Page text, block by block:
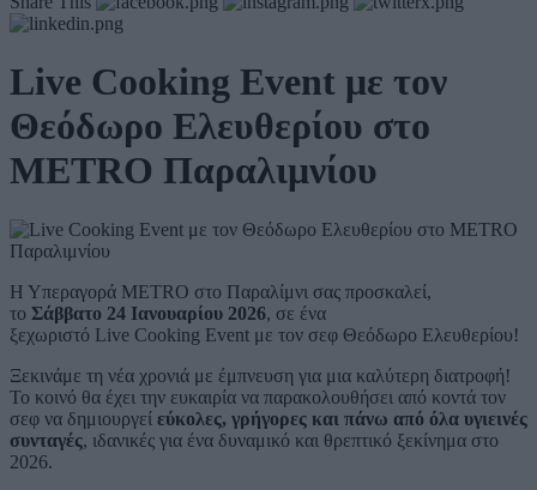
Live Cooking Event με τον
Θεόδωρο Ελευθερίου στo
METRO Παραλιμνίου
Η Υπεραγορά METRO στο Παραλίμνι σας προσκαλεί,
το Σάββατο 24 Ιανουαρίου 2026, σε ένα
ξεχωριστό Live Cooking Event με τον σεφ Θεόδωρο Ελευθερίου!
Ξεκινάμε τη νέα χρονιά με έμπνευση για μια καλύτερη διατροφή!
Το κοινό θα έχει την ευκαιρία να παρακολουθήσει από κοντά τον
σεφ να δημιουργεί εύκολες, γρήγορες και πάνω από όλα υγιεινές
συνταγές, ιδανικές για ένα δυναμικό και θρεπτικό ξεκίνημα στο
2026.